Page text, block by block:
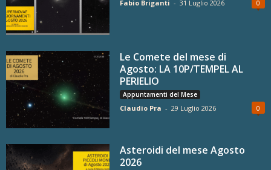
Fabio Briganti - 31 Luglio 2026 0
Le Comete del mese di
Agosto: LA 10P/TEMPEL AL
PERIELIO
Appuntamenti del Mese
Claudio Pra - 29 Luglio 2026 0
Asteroidi del mese Agosto
2026